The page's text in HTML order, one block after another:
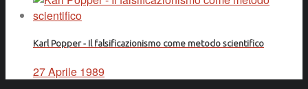
Karl Popper - Il falsificazionismo come metodo scientifico
27 Aprile 1989